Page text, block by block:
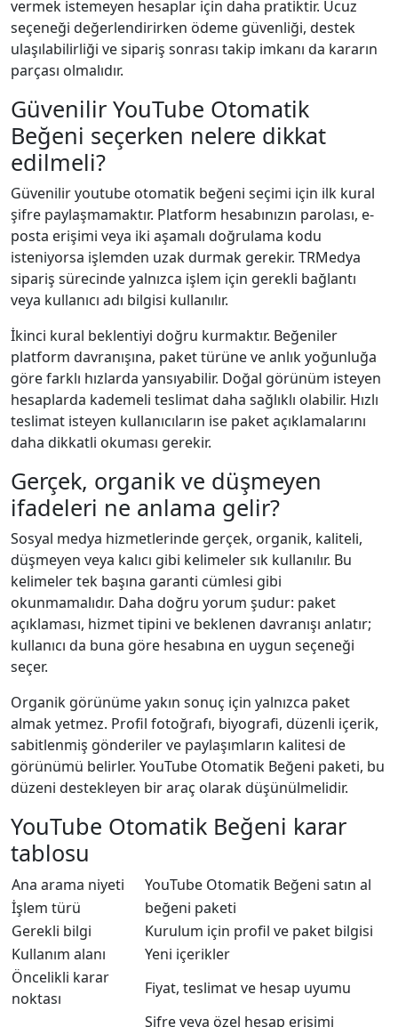
vermek istemeyen hesaplar için daha pratiktir. Ucuz
seçeneği değerlendirirken ödeme güvenliği, destek
ulaşılabilirliği ve sipariş sonrası takip imkanı da kararın
parçası olmalıdır.
Güvenilir YouTube Otomatik
Beğeni seçerken nelere dikkat
edilmeli?
Güvenilir youtube otomatik beğeni seçimi için ilk kural
şifre paylaşmamaktır. Platform hesabınızın parolası, e-
posta erişimi veya iki aşamalı doğrulama kodu
isteniyorsa işlemden uzak durmak gerekir. TRMedya
sipariş sürecinde yalnızca işlem için gerekli bağlantı
veya kullanıcı adı bilgisi kullanılır.
İkinci kural beklentiyi doğru kurmaktır. Beğeniler
platform davranışına, paket türüne ve anlık yoğunluğa
göre farklı hızlarda yansıyabilir. Doğal görünüm isteyen
hesaplarda kademeli teslimat daha sağlıklı olabilir. Hızlı
teslimat isteyen kullanıcıların ise paket açıklamalarını
daha dikkatli okuması gerekir.
Gerçek, organik ve düşmeyen
ifadeleri ne anlama gelir?
Sosyal medya hizmetlerinde gerçek, organik, kaliteli,
düşmeyen veya kalıcı gibi kelimeler sık kullanılır. Bu
kelimeler tek başına garanti cümlesi gibi
okunmamalıdır. Daha doğru yorum şudur: paket
açıklaması, hizmet tipini ve beklenen davranışı anlatır;
kullanıcı da buna göre hesabına en uygun seçeneği
seçer.
Organik görünüme yakın sonuç için yalnızca paket
almak yetmez. Profil fotoğrafı, biyografi, düzenli içerik,
sabitlenmiş gönderiler ve paylaşımların kalitesi de
görünümü belirler. YouTube Otomatik Beğeni paketi, bu
düzeni destekleyen bir araç olarak düşünülmelidir.
YouTube Otomatik Beğeni karar
tablosu
Ana arama niyeti
YouTube Otomatik Beğeni satın al
İşlem türü
beğeni paketi
Gerekli bilgi
Kurulum için profil ve paket bilgisi
Kullanım alanı
Yeni içerikler
Öncelikli karar
noktası
Fiyat, teslimat ve hesap uyumu
Şifre veya özel hesap erişimi